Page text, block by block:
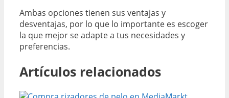
Ambas opciones tienen sus ventajas y
desventajas, por lo que lo importante es escoger
la que mejor se adapte a tus necesidades y
preferencias.
Artículos relacionados